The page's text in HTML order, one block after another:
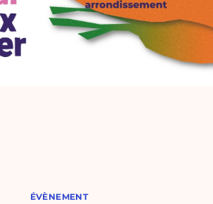
ÉVÈNEMENT